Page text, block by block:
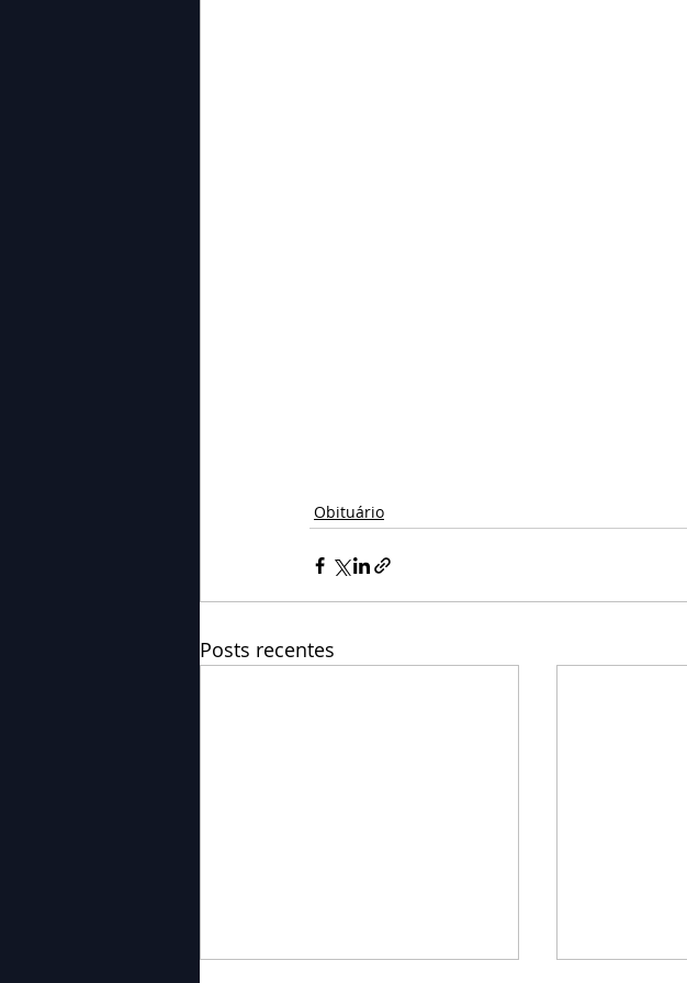
Obituário
Posts recentes